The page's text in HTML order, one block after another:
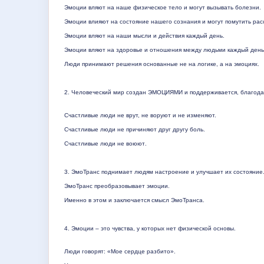
Эмоции вляют на наше физическое тело и могут вызывать болезни.
Эмоции влияют на состояние нашего сознания и могут помутить
Эмоции вляют на наши мысли и действия каждый день.
Эмоции вляют на здоровье и отношения между людьми каждый
Люди принимают решения основанные не на логике, а на эмоциях.
2. Человеческий мир создан ЭМОЦИЯМИ и поддерживается,
Счастливые люди не врут, не воруют и не изменяют.
Счастливые люди не причиняют друг другу боль.
Счастливые люди не воюют
3. ЭмоТранс поднимает людям настроение и улучшает их состояние.
ЭмоТранс преобразовывает эмоции.
Именно в этом и заключается смысл ЭмоТранса
4. Эмоции – это чувства, у которых нет физической основы.
Люди говорят: «Мое сердце разбито».